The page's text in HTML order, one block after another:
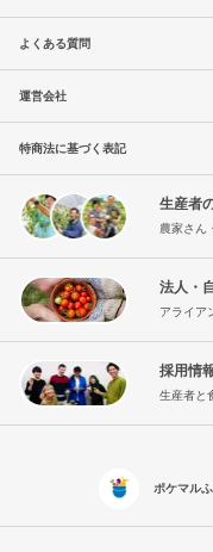
よくある質問
運営会社
特商法に基づく表記
生産者
農家さん
法人・
アライア
採用情
生産者と
ポケマル